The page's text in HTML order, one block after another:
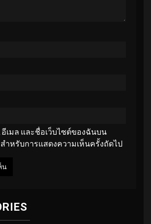
เมล และชื่อเว็บไซต์ของฉันบน
สำหรับการแสดงความเห็นครั้งถัดไป